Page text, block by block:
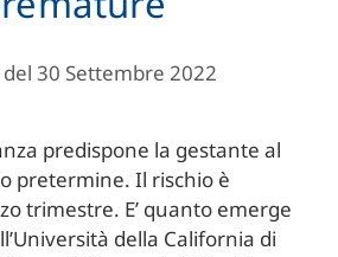
30 Settembre 2022
predispone la gestante al
pretermine. Il rischio è
trimestre. E’ quanto emerge
della California di